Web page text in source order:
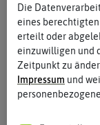
Die
eines
erteilt oder
einzuwilligen und
Zeitpunkt zu
Impressum und